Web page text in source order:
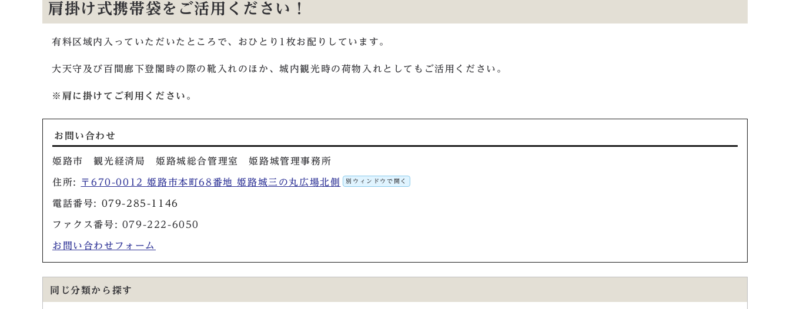
肩掛け式携帯袋をご活用ください！
有料区域内入っていただいたところで、おひとり1枚お配りしています。
大天守及び百間廊下登閣時の際の靴入れのほか、城内観光時の荷物入れとしてもご活用ください。
※肩に掛けてご利用ください。
お問い合わせ
姫路市 観光経済局 姫路城総合管理室 姫路城管理事務所
住所: 〒670-0012 姫路市本町68番地 姫路城三の丸広場北側 別ウィンドウで開く
電話番号: 079-285-1146
ファクス番号: 079-222-6050
お問い合わせフォーム
同じ分類から探す